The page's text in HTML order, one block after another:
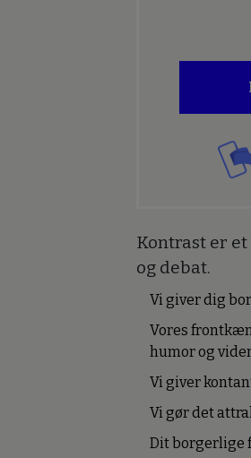
Kontrast er
og debat.
Vi giver dig
Vores
humor og
Vi giver
Vi gør det
Dit borgerlige